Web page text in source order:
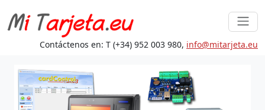
Contáctenos en: T (+34) 952 003 980, info@mitarjeta.eu